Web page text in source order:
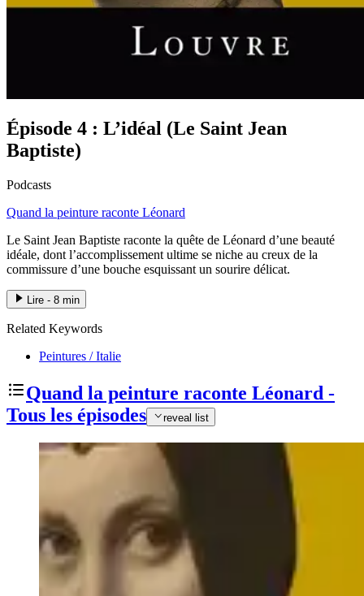
Épisode 4 : L’idéal (Le Saint Jean
Baptiste)
Podcasts
Quand la peinture raconte Léonard
Le Saint Jean Baptiste raconte la quête de Léonard d’une beauté
idéale, dont l’accomplissement ultime se niche au creux de la
commissure d’une bouche esquissant un sourire délicat.
Lire - 8 min
Related Keywords
Peintures / Italie
Quand la peinture raconte Léonard -
Tous les épisodes
reveal list